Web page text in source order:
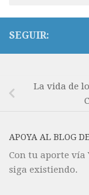
SEGUIR:
La vida de
APOYA AL BLOG
Con tu aporte vía
siga existiendo.